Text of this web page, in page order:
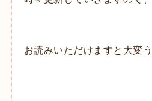
お読みいただけますと大変